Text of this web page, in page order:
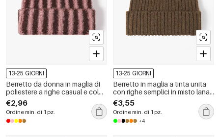
13-25 GIORNI
Berretto da donna in maglia di
poliestere a righe casual e colori
misti
€2,96
Ordine min. di 1 pz.
13-25 GIORNI
Berretto in maglia a tinta unita
con righe semplici in misto lana
e poliestere
€3,55
Ordine min. di 1 pz.
+4